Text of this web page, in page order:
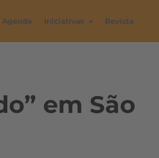
Agenda Iniciativas Revista
em São